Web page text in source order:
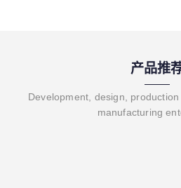
产品推
Development, design,
manufacturing